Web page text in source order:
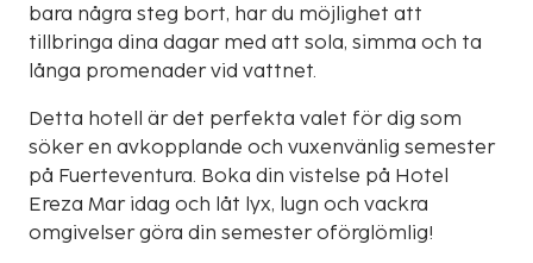
bara några steg bort, har du möjlighet att
tillbringa dina dagar med att sola, simma och ta
långa promenader vid vattnet.
Detta hotell är det perfekta valet för dig som
söker en avkopplande och vuxenvänlig semester
på Fuerteventura. Boka din vistelse på Hotel
Ereza Mar idag och låt lyx, lugn och vackra
omgivelser göra din semester oförglömlig!